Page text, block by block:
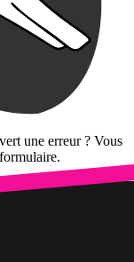
une erreur ? Vous